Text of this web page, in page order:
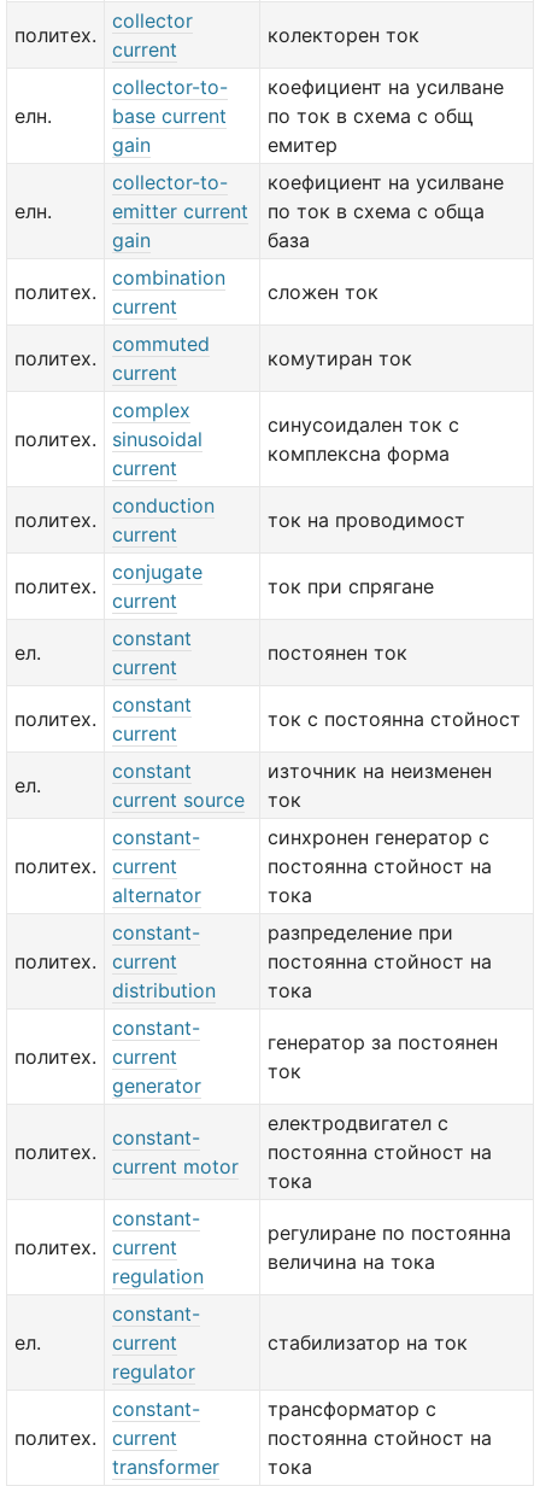
политех.
collector
current
колекторен ток
елн.
collector-to-
base current
gain
коефициент на усилване
по ток в схема с общ
емитер
елн.
collector-to-
emitter current
gain
коефициент на усилване
по ток в схема с обща
база
политех.
combination
current
сложен ток
политех.
commuted
current
комутиран ток
политех.
complex
sinusoidal
current
синусоидален ток с
комплексна форма
политех.
conduction
current
ток на проводимост
политех.
conjugate
current
ток при спрягане
ел.
constant
current
постоянен ток
политех.
constant
current
ток с постоянна стойност
ел.
constant
current source
източник на неизменен
ток
политех.
constant-
current
alternator
синхронен генератор с
постоянна стойност на
тока
политех.
constant-
current
distribution
разпределение при
постоянна стойност на
тока
политех.
constant-
current
generator
генератор за постоянен
ток
политех.
constant-
current motor
електродвигател с
постоянна стойност на
тока
политех.
constant-
current
regulation
регулиране по постоянна
величина на тока
ел.
constant-
current
regulator
стабилизатор на ток
политех.
constant-
current
transformer
трансформатор с
постоянна стойност на
тока